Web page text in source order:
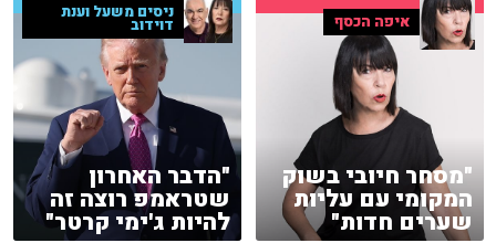
ניסים משעל וענת
דוידוב
"הדבר האחרון
שטראמפ רוצה זה
להיות ג'ימי קרטר"
איפה הכסף
"מסחר חיובי בשוק
המקומי עם עליות
שערים חדות"